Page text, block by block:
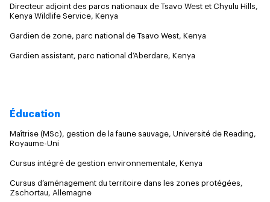
Directeur adjoint des parcs nationaux de Tsavo West et Chyulu Hills,
Kenya Wildlife Service, Kenya
Gardien de zone, parc national de Tsavo West, Kenya
Gardien assistant, parc national d’Aberdare, Kenya
Éducation
Maîtrise (MSc), gestion de la faune sauvage, Université de Reading,
Royaume-Uni
Cursus intégré de gestion environnementale, Kenya
Cursus d’aménagement du territoire dans les zones protégées,
Zschortau, Allemagne